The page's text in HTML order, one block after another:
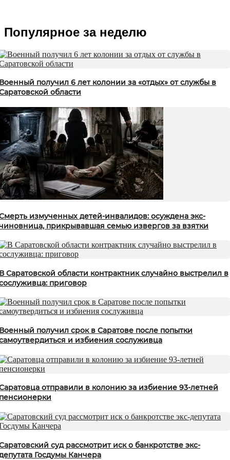
Популярное за неделю
получил 6 лет колонии за «отдых» от службы в
области
измученных детей-инвалидов: осуждена экс-
прикрывавшая семью извергов за взятки
Саратовской области контрактник случайно выстрелил в
приговор
получил срок в Саратове после попытки
и избиения сослуживца
отправили в колонию за избиение 93-летней
суд рассмотрит иск о банкротстве экс-
Госдумы Канчера